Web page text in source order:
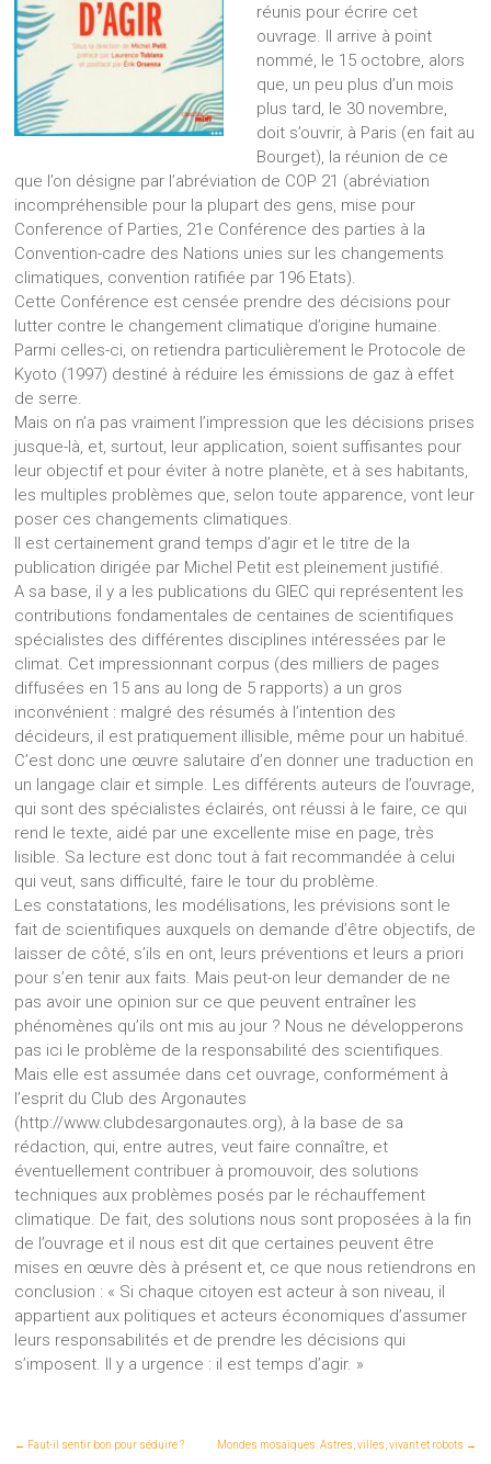
réunis pour écrire cet
ouvrage. Il arrive à point
nommé, le 15 octobre, alors
que, un peu plus d’un mois
plus tard, le 30 novembre,
doit s’ouvrir, à Paris (en fait au
Bourget), la réunion de ce
que l’on désigne par l’abréviation de COP 21 (abréviation
incompréhensible pour la plupart des gens, mise pour
Conference of Parties, 21e Conférence des parties à la
Convention-cadre des Nations unies sur les changements
climatiques, convention ratifiée par 196 Etats).
Cette Conférence est censée prendre des décisions pour
lutter contre le changement climatique d’origine humaine.
Parmi celles-ci, on retiendra particulièrement le Protocole de
Kyoto (1997) destiné à réduire les émissions de gaz à effet
de serre.
Mais on n’a pas vraiment l’impression que les décisions prises
jusque-là, et, surtout, leur application, soient suffisantes pour
leur objectif et pour éviter à notre planète, et à ses habitants,
les multiples problèmes que, selon toute apparence, vont leur
poser ces changements climatiques.
Il est certainement grand temps d’agir et le titre de la
publication dirigée par Michel Petit est pleinement justifié.
A sa base, il y a les publications du GIEC qui représentent les
contributions fondamentales de centaines de scientifiques
spécialistes des différentes disciplines intéressées par le
climat. Cet impressionnant corpus (des milliers de pages
diffusées en 15 ans au long de 5 rapports) a un gros
inconvénient : malgré des résumés à l’intention des
décideurs, il est pratiquement illisible, même pour un habitué.
C’est donc une œuvre salutaire d’en donner une traduction en
un langage clair et simple. Les différents auteurs de l’ouvrage,
qui sont des spécialistes éclairés, ont réussi à le faire, ce qui
rend le texte, aidé par une excellente mise en page, très
lisible. Sa lecture est donc tout à fait recommandée à celui
qui veut, sans difficulté, faire le tour du problème.
Les constatations, les modélisations, les prévisions sont le
fait de scientifiques auxquels on demande d’être objectifs, de
laisser de côté, s’ils en ont, leurs préventions et leurs a priori
pour s’en tenir aux faits. Mais peut-on leur demander de ne
pas avoir une opinion sur ce que peuvent entraîner les
phénomènes qu’ils ont mis au jour ? Nous ne développerons
pas ici le problème de la responsabilité des scientifiques.
Mais elle est assumée dans cet ouvrage, conformément à
l’esprit du Club des Argonautes
(http://www.clubdesargonautes.org), à la base de sa
rédaction, qui, entre autres, veut faire connaître, et
éventuellement contribuer à promouvoir, des solutions
techniques aux problèmes posés par le réchauffement
climatique. De fait, des solutions nous sont proposées à la fin
de l’ouvrage et il nous est dit que certaines peuvent être
mises en œuvre dès à présent et, ce que nous retiendrons en
conclusion : « Si chaque citoyen est acteur à son niveau, il
appartient aux politiques et acteurs économiques d’assumer
leurs responsabilités et de prendre les décisions qui
s’imposent. Il y a urgence : il est temps d’agir. »
← Faut-il sentir bon pour séduire ? Mondes mosaïques. Astres, villes, vivant et robots →